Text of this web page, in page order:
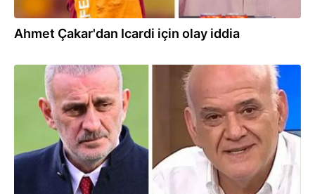
Ahmet Çakar'dan Icardi için olay iddia
25.06.2026